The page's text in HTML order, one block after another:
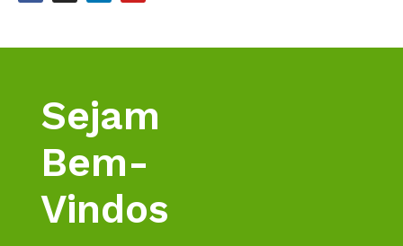
Sejam
Bem-
Vindos